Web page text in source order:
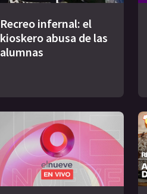
Recreo infernal: el
kioskero abusa de las
alumnas